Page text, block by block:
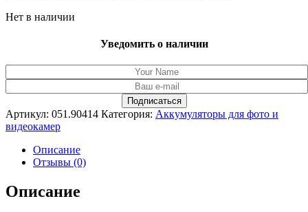
Нет в наличии
Уведомить о наличии
Артикул: 051.90414 Категория: Аккумуляторы для фото и
видеокамер
Описание
Отзывы (0)
Описание